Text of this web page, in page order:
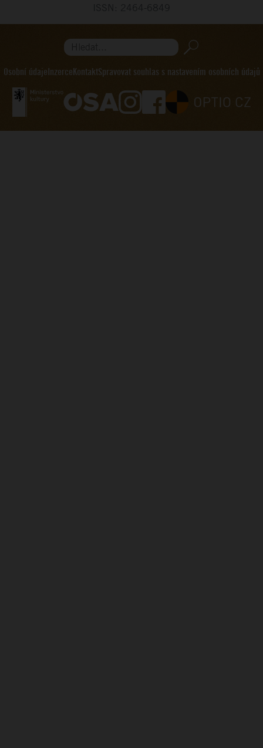
Hledat...
Osobní údaje Inzerce KontaktSpravovat souhlas s nastavením osobních údajů